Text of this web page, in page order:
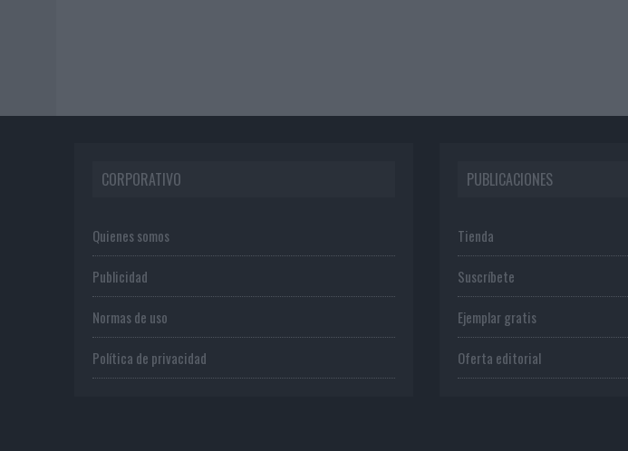
CORPORATIVO
Quienes somos
Publicidad
Normas de uso
Política de privacidad
PUBLICACIONES
Tienda
Suscríbete
Ejemplar gratis
Oferta editorial